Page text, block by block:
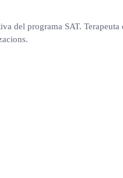
del programa SAT.